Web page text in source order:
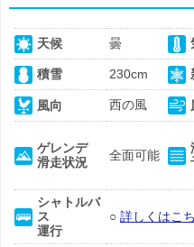
天候 曇
積雪 230cm
風向 西の風
ゲレンデ
滑走状況
全面可能
シャトルバ
ス
運行
○ 詳しくはこ